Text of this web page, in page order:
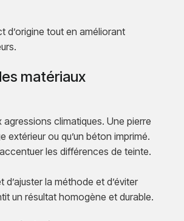
d’origine tout en améliorant
matériaux
climatiques. Une pierre
extérieur ou qu’un béton imprimé.
les différences de teinte.
la méthode et d’éviter
un résultat homogène et durable.